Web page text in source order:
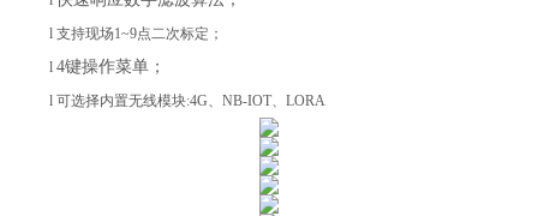
l支持现场1~9点二次标定；
l4键操作菜单；
l可选择内置无线模块:4G、NB-IOT、LORA